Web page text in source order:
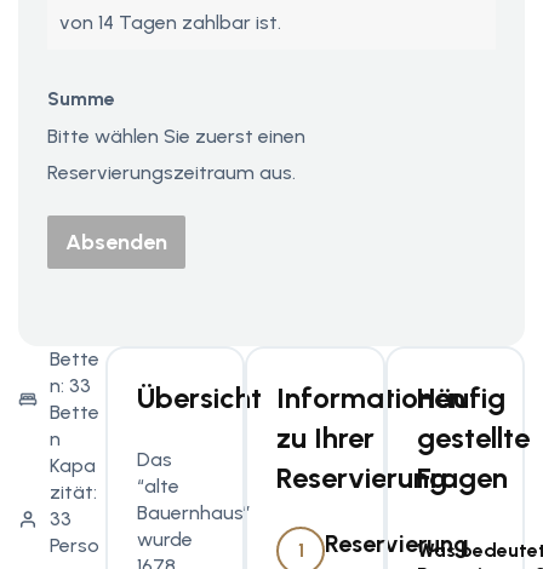
Bette
n: 33
Bette
n
Kapa
zität:
33
Perso
Übersicht
Das
“alte
Bauernhaus”
wurde
Informationen
zu Ihrer
Reservierung
1 Reservierung
Häufig
gestellte
Fragen
Was
von 14 Tagen zahlbar ist.
Summe
Bitte wählen Sie zuerst einen
Reservierungszeitraum aus.
Absenden